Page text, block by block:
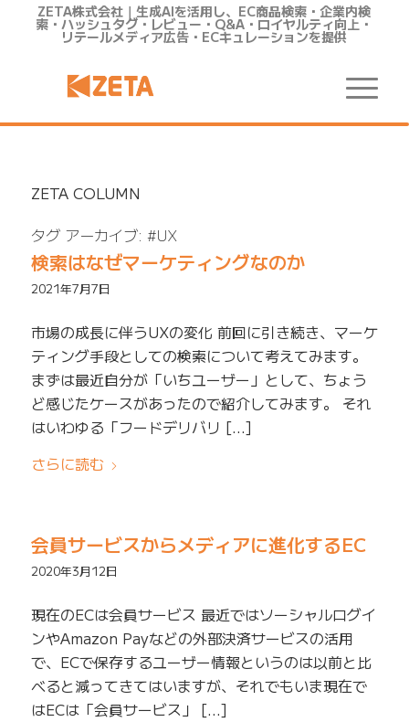
ZETA株式会社｜生成AIを活用し、EC商品検索・企業内検
索・ハッシュタグ・レビュー・Q&A・ロイヤルティ向上・
リテールメディア広告・ECキュレーションを提供
ZETA COLUMN
タグ アーカイブ: #UX
検索はなぜマーケティングなのか
2021年7月7日
市場の成長に伴うUXの変化 前回に引き続き、マーケ
ティング手段としての検索について考えてみます。
まずは最近自分が「いちユーザー」として、ちょう
ど感じたケースがあったので紹介してみます。 それ
はいわゆる「フードデリバリ […]
さらに読む
会員サービスからメディアに進化するEC
2020年3月12日
現在のECは会員サービス 最近ではソーシャルログイ
ンやAmazon Payなどの外部決済サービスの活用
で、ECで保存するユーザー情報というのは以前と比
べると減ってきてはいますが、それでもいま現在で
はECは「会員サービス」 […]